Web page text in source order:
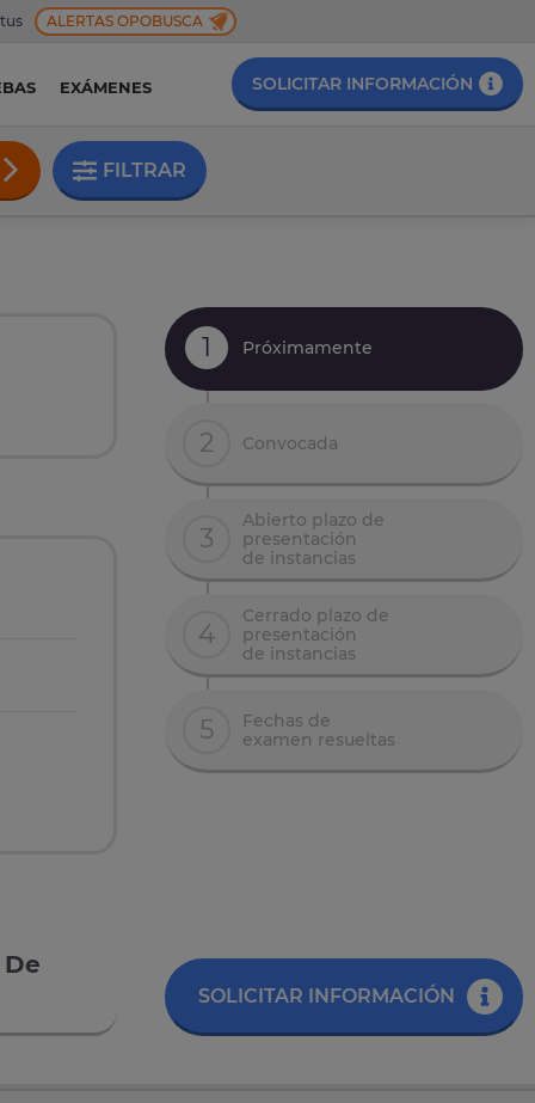
ALERTAS OPOBUSCA
EXÁMENES SOLICITAR INFORMACIÓN
FILTRAR
1 Próximamente
2 Convocada
3
Abierto plazo de
presentación
de instancias
4
Cerrado plazo de
presentación
de instancias
5
Fechas de
examen resueltas
SOLICITAR INFORMACIÓN